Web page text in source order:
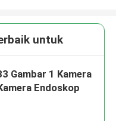
untuk
Gambar 1 Kamera
Endoskop